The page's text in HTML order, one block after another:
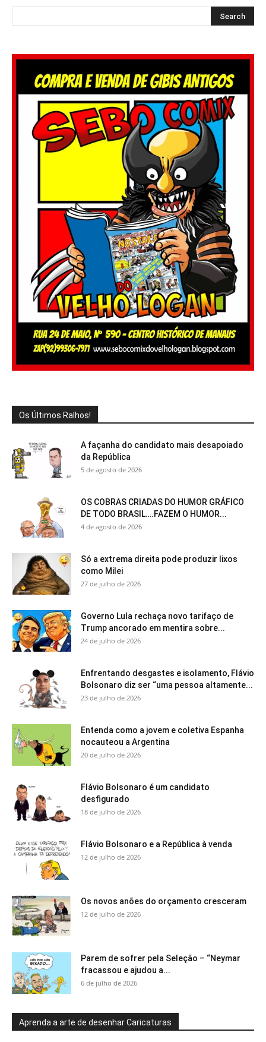
Os Últimos Ralhos!
A façanha do candidato mais desapoiado
da República
5 de agosto de 2026
OS COBRAS CRIADAS DO HUMOR GRÁFICO
DE TODO BRASIL….FAZEM O HUMOR...
4 de agosto de 2026
Só a extrema direita pode produzir lixos
como Milei
27 de julho de 2026
Governo Lula rechaça novo tarifaço de
Trump ancorado em mentira sobre...
24 de julho de 2026
Enfrentando desgastes e isolamento, Flávio
Bolsonaro diz ser “uma pessoa altamente...
23 de julho de 2026
Entenda como a jovem e coletiva Espanha
nocauteou a Argentina
20 de julho de 2026
Flávio Bolsonaro é um candidato
desfigurado
18 de julho de 2026
Flávio Bolsonaro e a República à venda
12 de julho de 2026
Os novos anões do orçamento cresceram
12 de julho de 2026
Parem de sofrer pela Seleção – “Neymar
fracassou e ajudou a...
6 de julho de 2026
Aprenda a arte de desenhar Caricaturas